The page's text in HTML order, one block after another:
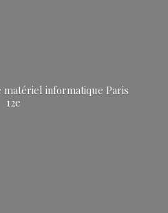
matériel informatique Paris
12e